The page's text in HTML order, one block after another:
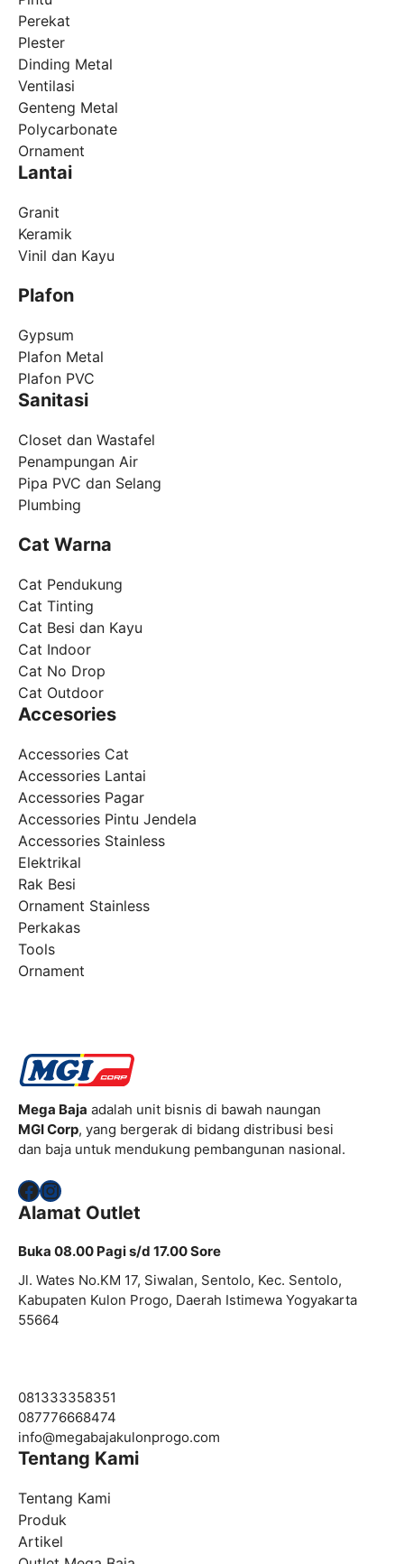
Perekat
Plester
Dinding Metal
Ventilasi
Genteng Metal
Polycarbonate
Ornament
Lantai
Granit
Keramik
Vinil dan Kayu
Plafon
Gypsum
Plafon Metal
Plafon PVC
Sanitasi
Closet dan Wastafel
Penampungan Air
Pipa PVC dan Selang
Plumbing
Cat Warna
Cat Pendukung
Cat Tinting
Cat Besi dan Kayu
Cat Indoor
Cat No Drop
Cat Outdoor
Accesories
Accessories Cat
Accessories Lantai
Accessories Pagar
Accessories Pintu Jendela
Accessories Stainless
Elektrikal
Rak Besi
Ornament Stainless
Perkakas
Tools
Ornament
Mega Baja adalah unit bisnis di bawah naungan
MGI Corp, yang bergerak di bidang distribusi besi
dan baja untuk mendukung pembangunan nasional.
Facebook
Instagram
Alamat Outlet
Buka 08.00 Pagi s/d 17.00 Sore
Jl. Wates No.KM 17, Siwalan, Sentolo, Kec. Sentolo,
Kabupaten Kulon Progo, Daerah Istimewa Yogyakarta
55664
081333358351
087776668474
info@megabajakulonprogo.com
Tentang Kami
Tentang Kami
Produk
Artikel